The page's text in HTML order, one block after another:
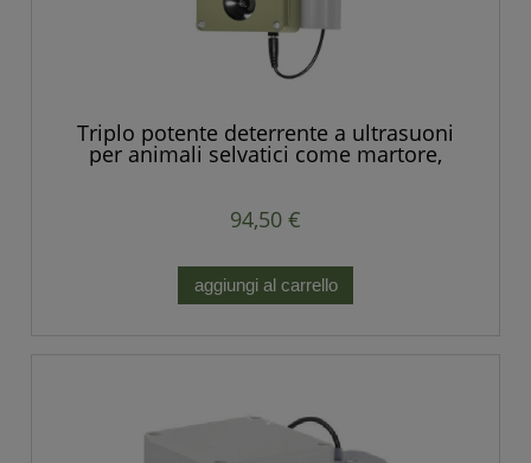
Triplo potente deterrente a ultrasuoni
per animali selvatici come martore,
94,50 €
aggiungi al carrello